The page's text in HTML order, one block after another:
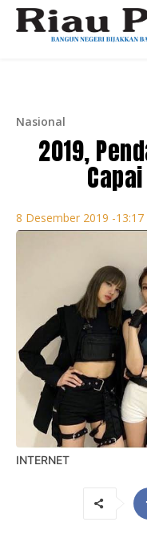
Nasional
2019,
8 Desember 2019 -13:17
INTERNET